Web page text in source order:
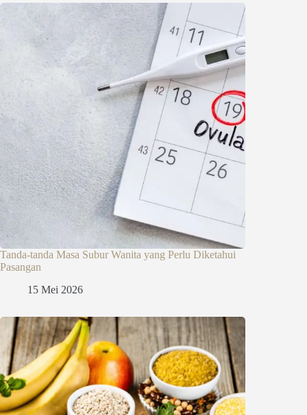
Tanda-tanda Masa Subur Wanita yang Perlu Diketahui
Pasangan
15 Mei 2026